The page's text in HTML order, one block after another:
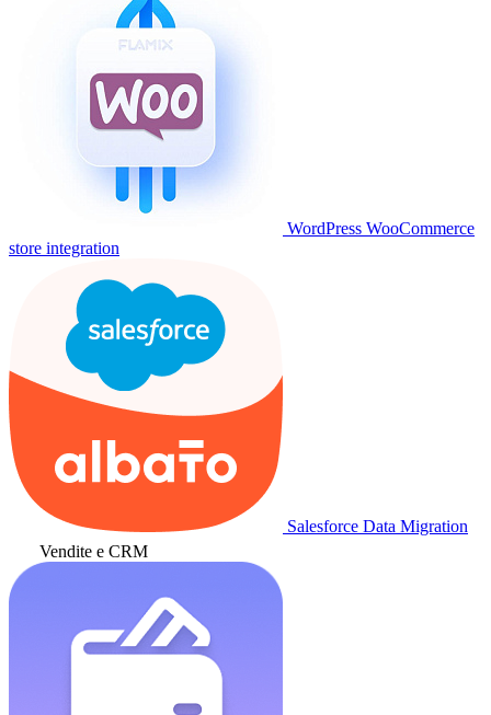
WordPress WooCommerce
store integration
Salesforce Data Migration
Vendite e CRM